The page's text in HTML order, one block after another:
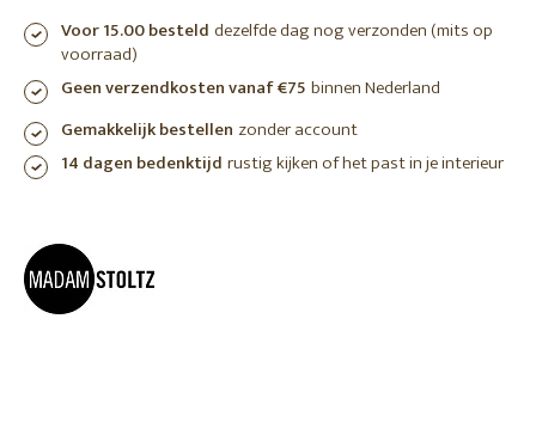
Voor 15.00 besteld dezelfde dag nog verzonden (mits op
voorraad)
Geen verzendkosten vanaf €75 binnen Nederland
Gemakkelijk bestellen zonder account
14 dagen bedenktijd rustig kijken of het past in je interieur